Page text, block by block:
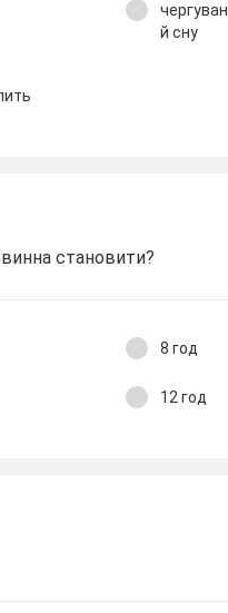
й сну
становити?
8 год
12 год